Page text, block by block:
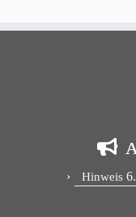
Hinweis